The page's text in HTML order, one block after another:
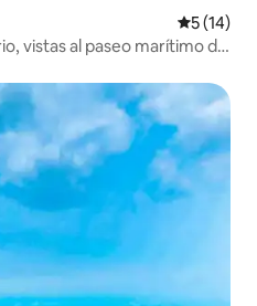
5 (14)
vistas al paseo marítimo de